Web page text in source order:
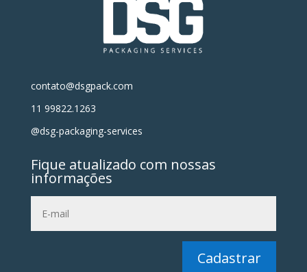
contato@dsgpack.com
11 99822.1263
@dsg-packaging-services
Fique atualizado com nossas
informações
Cadastrar